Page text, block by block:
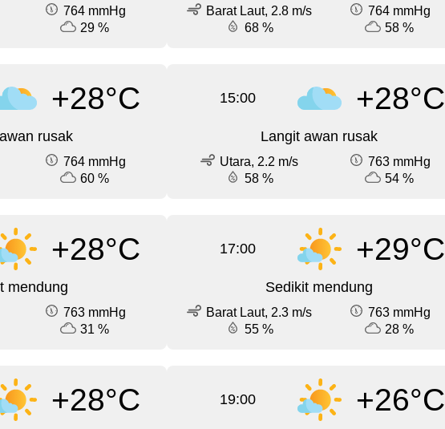
764 mmHg
29 %
Barat Laut, 2.8 m/s
764 mmHg
68 %
58 %
+28°C
rusak
764 mmHg
60 %
15:00 +28°C
Langit awan rusak
Utara, 2.2 m/s
763 mmHg
58 %
54 %
+28°C
mendung
763 mmHg
31 %
17:00 +29°C
Sedikit mendung
Barat Laut, 2.3 m/s
763 mmHg
55 %
28 %
+28°C 19:00 +26°C